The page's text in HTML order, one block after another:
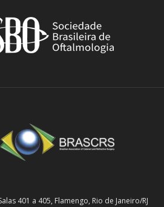
401 a 405, Flamengo, Rio de Janeiro/RJ